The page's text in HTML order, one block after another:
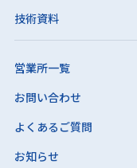
技術資料
営業所一覧
お問い合わせ
よくあるご質問
お知らせ